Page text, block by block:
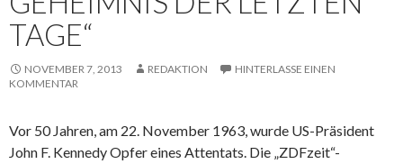
TAGE“
NOVEMBER 7, 2013 REDAKTION
HINTERLASSE EINEN
KOMMENTAR
Vor 50 Jahren, am 22. November 1963, wurde US-Präsident
John F. Kennedy Opfer eines Attentats. Die „ZDFzeit“-